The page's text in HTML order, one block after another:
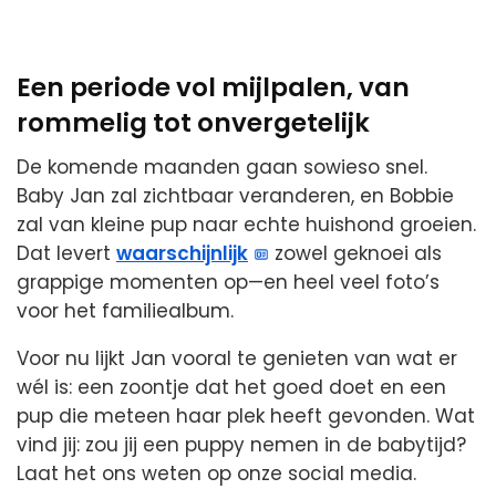
Een periode vol mijlpalen, van
rommelig tot onvergetelijk
De komende maanden gaan sowieso snel.
Baby Jan zal zichtbaar veranderen, en Bobbie
zal van kleine pup naar echte huishond groeien.
Dat levert waarschijnlijk
zowel geknoei als
grappige momenten op—en heel veel foto’s
voor het familiealbum.
Voor nu lijkt Jan vooral te genieten van wat er
wél is: een zoontje dat het goed doet en een
pup die meteen haar plek heeft gevonden. Wat
vind jij: zou jij een puppy nemen in de babytijd?
Laat het ons weten op onze social media.